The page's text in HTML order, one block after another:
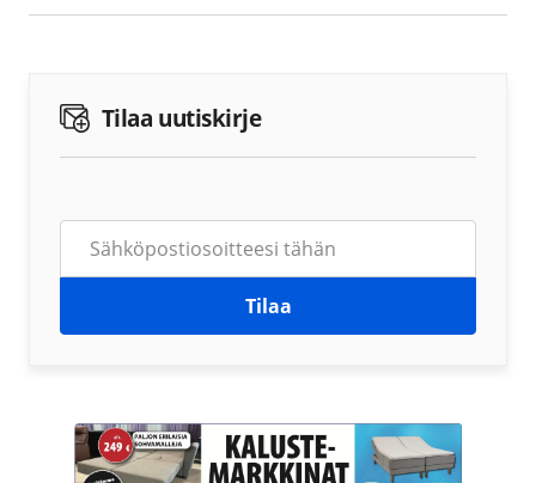
Tilaa uutiskirje
Tilaa